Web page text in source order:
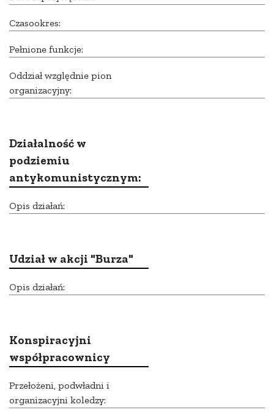
Czasookres:
Pełnione funkcje:
Oddział względnie pion
organizacyjny:
Działalność w
podziemiu
antykomunistycznym:
Opis działań:
Udział w akcji "Burza"
Opis działań:
Konspiracyjni
współpracownicy
Przełożeni, podwładni i
organizacyjni koledzy: